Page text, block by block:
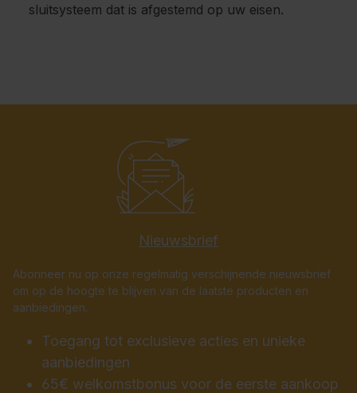
sluitsysteem dat is afgestemd op uw eisen.
Nieuwsbrief
Abonneer nu op onze regelmatig verschijnende nieuwsbrief
om op de hoogte te blijven van de laatste producten en
aanbiedingen.
Toegang tot exclusieve acties en unieke
aanbiedingen
65€ welkomstbonus voor de eerste aankoop